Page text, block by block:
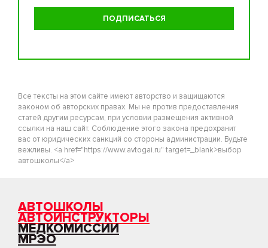
Все тексты на этом сайте имеют авторство и защищаются
законом об авторских правах. Мы не против предоставления
статей другим ресурсам, при условии размещения активной
ссылки на наш сайт. Соблюдение этого закона предохранит
вас от юридических санкций со стороны администрации. Будьте
вежливы. <a href="https://www.avtogai.ru" target=_blank>выбор
автошколы</a>
АВТОШКОЛЫ
АВТОИНСТРУКТОРЫ
МЕДКОМИССИИ
МРЭО